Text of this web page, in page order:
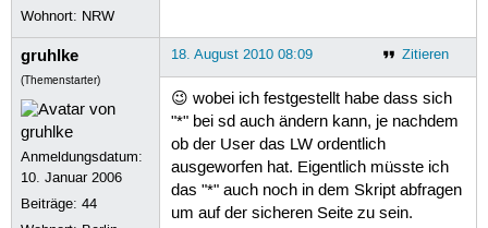
Wohnort: NRW
gruhlke
(Themenstarter)
Anmeldungsdatum:
10. Januar 2006
Beiträge:44
Zitieren
18. August 2010 08:09
😉 wobei ich festgestellt habe dass sich
"*" bei sd auch ändern kann, je nachdem
ob der User das LW ordentlich
ausgeworfen hat. Eigentlich müsste ich
das "*" auch noch in dem Skript abfragen
um auf der sicheren Seite zu sein.